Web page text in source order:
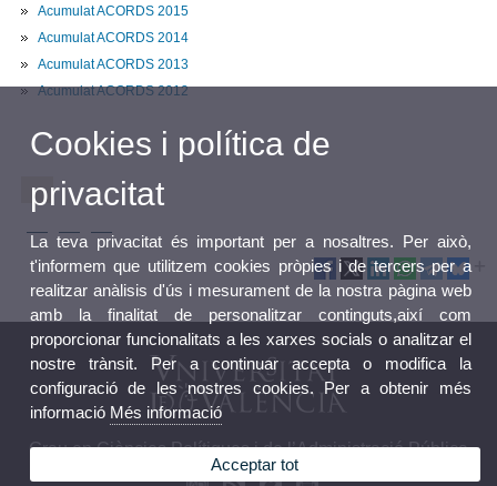
Acumulat ACORDS 2015
Acumulat ACORDS 2014
Acumulat ACORDS 2013
Acumulat ACORDS 2012
Grau en Ciències Polítiques i de l’Administració Pública
Cookies i política de
privacitat
La teva privacitat és important per a nosaltres. Per això,
t'informem que utilitzem cookies pròpies i de tercers per a
realitzar anàlisis d'ús i mesurament de la nostra pàgina web
amb la finalitat de personalitzar continguts,així com
proporcionar funcionalitats a les xarxes socials o analitzar el
nostre trànsit. Per a continuar accepta o modifica la
configuració de les nostres cookies. Per a obtenir més
informació Més informació
Acceptar tot